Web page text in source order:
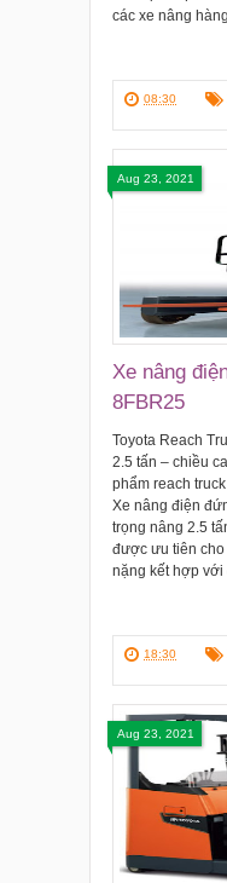
các xe nâng
08:30
Xe nâng
8FBR25
Toyota Reach
2.5 tấn – chiều
phẩm reach
Xe nâng điện
trọng nâng 2.5
được ưu tiên
nặng kết hợp
18:30
Aug 23, 2021
Aug 23, 2021